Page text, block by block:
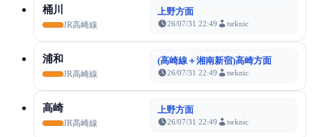
桶川
JR高崎線
上野方面
26/07/31 22:49 tsrknic
浦和
JR高崎線
(高崎線＋湘南新宿)高崎方面
26/07/31 22:49 tsrknic
高崎
JR高崎線
上野方面
26/07/31 22:49 tsrknic